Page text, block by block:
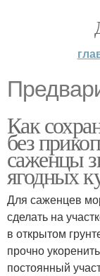
Как
без
саженцы
ягодных
Для саженцев
сделать на
в открытом
прочно
постоянный